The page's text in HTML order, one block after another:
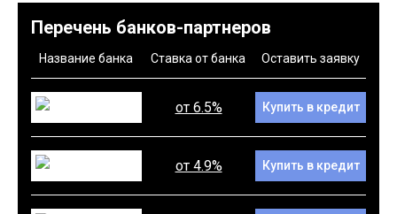
Перечень банков-партнеров
Название банка Ставка от банка Оставить заявку
от 6.5% Купить в кредит
от 4.9% Купить в кредит